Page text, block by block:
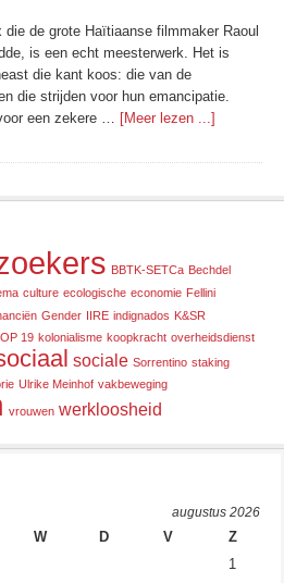
de grote Haïtiaanse filmmaker Raoul
is een echt meesterwerk. Het is
die kant koos: die van de
die strijden voor hun emancipatie.
een zekere … [Meer lezen ...]
BBTK-SETCa Bechdel
culture ecologische economie Fellini
Gender IIRE indignados K&SR
19 kolonialisme koopkracht overheidsdienst
sociale Sorrentino staking
Ulrike Meinhof vakbeweging
vrouwen werkloosheid
augustus 2026
W D V
Z
1